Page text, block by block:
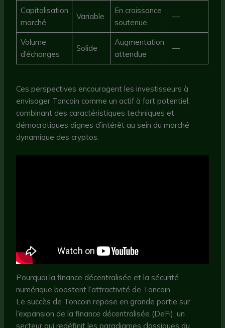
Capitalisation
marché
Variable
En croissance
soutenue
—
Volume
d’échanges
Solide
Augmentation
attendue
—
Ces perspectives encouragent les investisseurs à
envisager Toncoin comme un actif à fort potentiel,
combinant des caractéristiques techniques et
démocratiques dignes d’intérêt au sein du marché
dynamique des cryptos.
Pourquoi la finance décentralisée et la sécurité
numérique boostent l’attractivité de Toncoin
Le succès de Toncoin repose en grande partie sur
l’expansion de la finance décentralisée (DeFi), un
secteur qui redéfinit les paradigmes classiques du